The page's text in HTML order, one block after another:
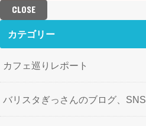
CLOSE
カテゴリー
カフェ巡りレポート
バリスタぎっさんのブログ、